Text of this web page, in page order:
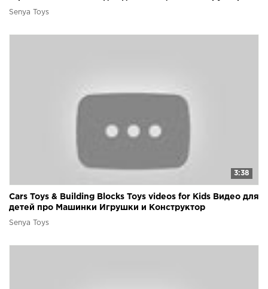
Senya Toys
3:38
Cars Toys & Building Blocks Toys videos for Kids Видео для
детей про Машинки Игрушки и Конструктор
Senya Toys